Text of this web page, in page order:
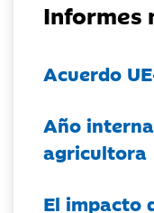
Informes
Acuerdo
Año
agricultora
El impacto